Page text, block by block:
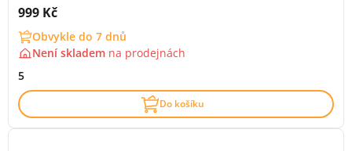
Cena s DPH:
999 Kč
Obvykle do 7 dnů
Není skladem na prodejnách
5
Do košíku